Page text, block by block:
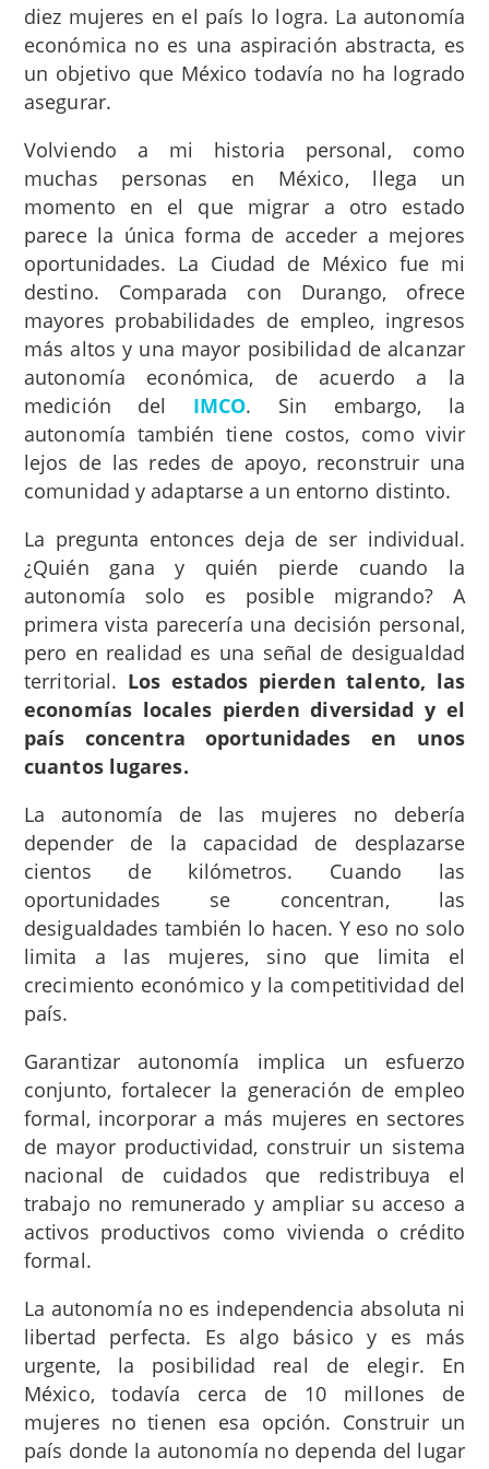
diez mujeres en el país lo logra. La autonomía
económica no es una aspiración abstracta, es
un objetivo que México todavía no ha logrado
asegurar.
Volviendo a mi historia personal, como
muchas personas en México, llega un
momento en el que migrar a otro estado
parece la única forma de acceder a mejores
oportunidades. La Ciudad de México fue mi
destino. Comparada con Durango, ofrece
mayores probabilidades de empleo, ingresos
más altos y una mayor posibilidad de alcanzar
autonomía económica, de acuerdo a la
medición del IMCO. Sin embargo, la
autonomía también tiene costos, como vivir
lejos de las redes de apoyo, reconstruir una
comunidad y adaptarse a un entorno distinto.
La pregunta entonces deja de ser individual.
¿Quién gana y quién pierde cuando la
autonomía solo es posible migrando? A
primera vista parecería una decisión personal,
pero en realidad es una señal de desigualdad
territorial. Los estados pierden talento, las
economías locales pierden diversidad y el
país concentra oportunidades en unos
cuantos lugares.
La autonomía de las mujeres no debería
depender de la capacidad de desplazarse
cientos de kilómetros. Cuando las
oportunidades se concentran, las
desigualdades también lo hacen. Y eso no solo
limita a las mujeres, sino que limita el
crecimiento económico y la competitividad del
país.
Garantizar autonomía implica un esfuerzo
conjunto, fortalecer la generación de empleo
formal, incorporar a más mujeres en sectores
de mayor productividad, construir un sistema
nacional de cuidados que redistribuya el
trabajo no remunerado y ampliar su acceso a
activos productivos como vivienda o crédito
formal.
La autonomía no es independencia absoluta ni
libertad perfecta. Es algo básico y es más
urgente, la posibilidad real de elegir. En
México, todavía cerca de 10 millones de
mujeres no tienen esa opción. Construir un
país donde la autonomía no dependa del lugar